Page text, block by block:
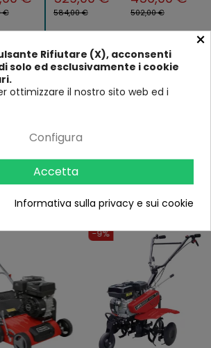
€ 584,00 € 502,00 €
Benzina Benzina
212cc
Ultimi visti
-9%
×
Rifiutare (X), acconsenti
solo ed esclusivamente i cookie
ottimizzare il nostro sito web ed i
Configura
Accetta
Informativa sulla privacy e sui cookie